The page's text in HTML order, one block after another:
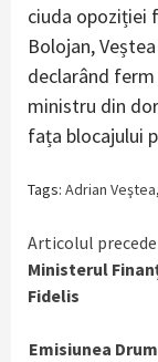
ciuda opoziției
Bolojan,
declarând
ministru din
fața blocajului
Tags: Adrian Veştea,
Reading
Articolul
Ministerul
Fidelis
Emisiunea